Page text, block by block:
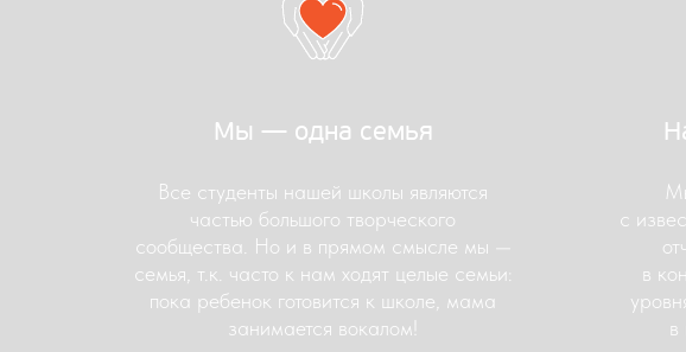
Мы — одна семья
Все студенты нашей школы являются
частью большого творческого
сообщества. Но и в прямом смысле мы —
семья, т.к. часто к нам ходят целые семьи:
пока ребенок готовится к школе, мама
занимается вокалом!
с
в
в